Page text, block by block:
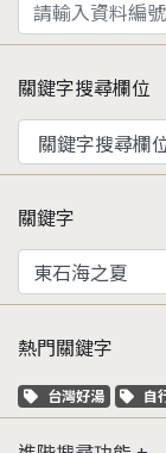
關鍵字搜尋欄位
關鍵字
熱門關鍵字
關鍵字標籤
台灣好湯 關
自